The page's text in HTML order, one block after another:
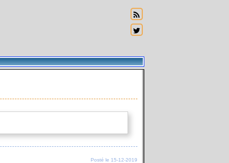
Posté le 15-12-2019